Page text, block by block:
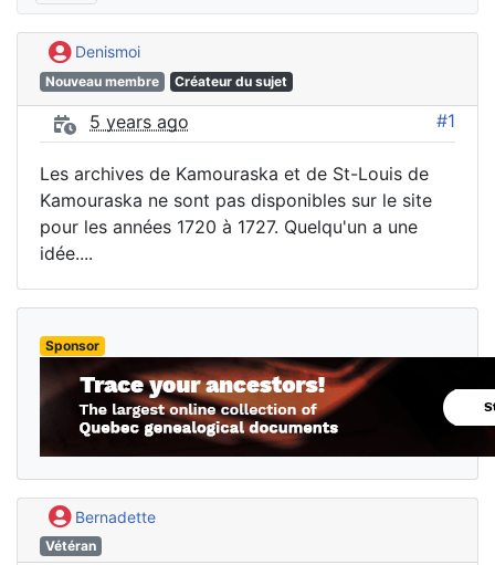
Denismoi
Nouveau membre Créateur du sujet
5 years ago #1
Les archives de Kamouraska et de St-Louis de
Kamouraska ne sont pas disponibles sur le site
pour les années 1720 à 1727. Quelqu'un a une
idée....
Sponsor
Bernadette
Vétéran